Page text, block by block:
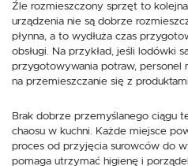
Źle rozmieszczony sprzęt to
urządzenia nie są dobrze
płynna, a to wydłuża czas
obsługi. Na przykład, jeśli lodówki
przygotowywania potraw, personel
na przemieszczanie się z
Brak dobrze przemyślanego ciągu
chaosu w kuchni. Każde miejsce
proces od przyjęcia surowców do
pomaga utrzymać higienę i